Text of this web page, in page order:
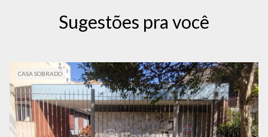
Sugestões pra você
CASA SOBRADO